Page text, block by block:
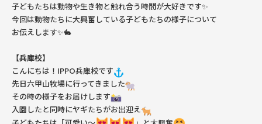
子どもたちは動物や生き物と触れ合う時間が大好きです✨
今回は動物たちに大興奮している子どもたちの様子について
お伝えします✨🐇
【兵庫校】
こんにちは！IPPO兵庫校です
先日六甲山牧場に行ってきました
その時の様子をお届けします
入園したと同時にヤギたちがお出迎え